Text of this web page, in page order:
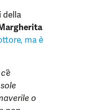
della
ma è
o